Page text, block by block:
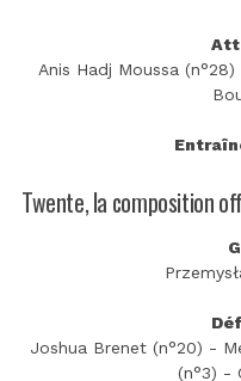
Anis Hadj Moussa
Twente, la composition
Joshua Brenet (n°20) -
(n°3) -